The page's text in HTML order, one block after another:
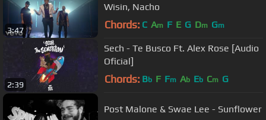
3:47
Wisin, Nacho
Chords: C Am F E G Dm Gm
2:39
Sech - Te Busco Ft. Alex Rose [Audio
Oficial]
Chords: Bb F Fm Ab Eb Cm G
Post Malone & Swae Lee - Sunflower